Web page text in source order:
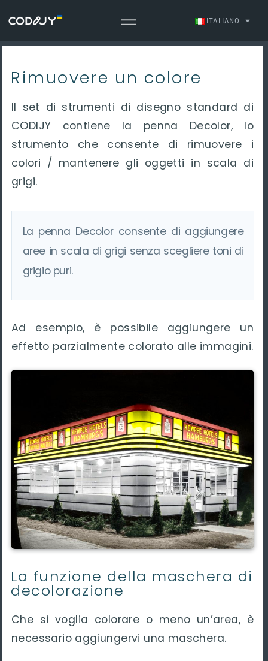
ITALIANO
Rimuovere un colore
Il set di strumenti di disegno standard di
CODIJY contiene la penna Decolor, lo
strumento che consente di rimuovere i
colori / mantenere gli oggetti in scala di
grigi.
La penna Decolor consente di aggiungere
aree in scala di grigi senza scegliere toni di
grigio puri.
Ad esempio, è possibile aggiungere un
effetto parzialmente colorato alle immagini.
La funzione della maschera di
decolorazione
Che si voglia colorare o meno un’area, è
necessario aggiungervi una maschera.